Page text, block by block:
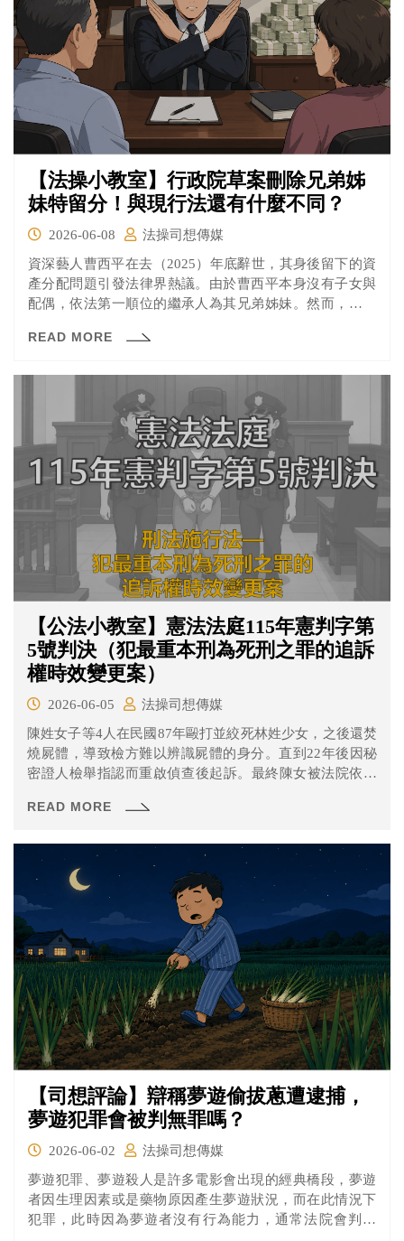
【法操小教室】行政院草案刪除兄弟姊
妹特留分！與現行法還有什麼不同？
2026-06-08
法操司想傳媒
資深藝人曹西平在去（2025）年底辭世，其身後留下的資
產分配問題引發法律界熱議。由於曹西平本身沒有子女與
配偶，依法第一順位的繼承人為其兄弟姊妹。然而，曹西
裂，甚至立下狠話「絕對不讓我們姓曹的拿到一毛錢」。
READ MORE
【公法小教室】憲法法庭115年憲判字第
5號判決（犯最重本刑為死刑之罪的追訴
權時效變更案）
2026-06-05
法操司想傳媒
陳姓女子等4人在民國87年毆打並絞死林姓少女，之後還焚
燒屍體，導致檢方難以辨識屍體的身分。直到22年後因秘
密證人檢舉指認而重啟偵查後起訴。最終陳女被法院依殺
訴字第13號刑事判決、最高法院110年度台上字第5664號刑
READ MORE
【司想評論】辯稱夢遊偷拔蔥遭逮捕，
夢遊犯罪會被判無罪嗎？
2026-06-02
法操司想傳媒
夢遊犯罪、夢遊殺人是許多電影會出現的經典橋段，夢遊
者因生理因素或是藥物原因產生夢遊狀況，而在此情況下
犯罪，此時因為夢遊者沒有行為能力，通常法院會判無